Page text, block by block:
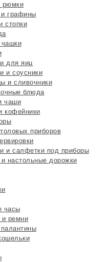
рюмки
графины
стопки
чашки
для яиц
и соусники
и сливочники
блюда
чаши
кофейники
приборов
и салфетки под приборы
и настольные дорожки
часы
и ремни